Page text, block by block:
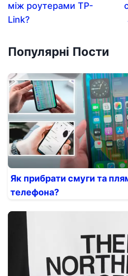
між роутерами TP-
Link?
Популярні Пости
Як прибрати смуги та
телефона?